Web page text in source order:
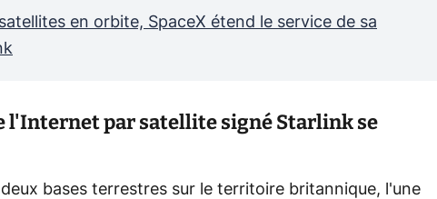
en orbite, SpaceX étend le service de sa
l'Internet par satellite signé Starlink se
bases terrestres sur le territoire britannique, l'une